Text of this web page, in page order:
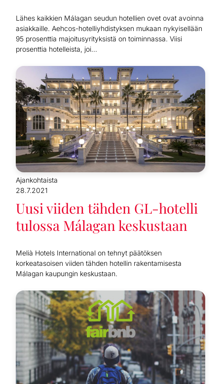
Lähes kaikkien Málagan seudun hotellien ovet ovat avoinna
asiakkaille. Aehcos-hotelliyhdistyksen mukaan nykyisellään
95 prosenttia majoitusyrityksistä on toiminnassa. Viisi
prosenttia hotelleista, joi...
Ajankohtaista
28.7.2021
Uusi viiden tähden GL-hotelli
tulossa Málagan keskustaan
Melià Hotels International on tehnyt päätöksen
korkeatasoisen viiden tähden hotellin rakentamisesta
Málagan kaupungin keskustaan.